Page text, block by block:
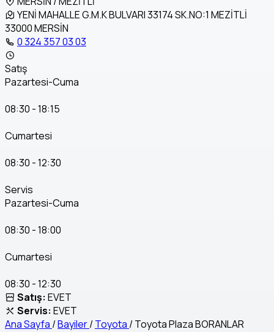
YENİ MAHALLE G.M.K BULVARI 33174 SK.NO:1 MEZİTLİ
33000 MERSİN
0 324 357 03 03
Satış
Pazartesi-Cuma
08:30 - 18:15
Cumartesi
08:30 - 12:30
Servis
Pazartesi-Cuma
08:30 - 18:00
Cumartesi
08:30 - 12:30
Satış: EVET
Servis: EVET
Ana Sayfa /Bayiler/Toyota /Toyota Plaza BORANLAR